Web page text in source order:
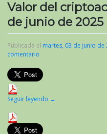
Valor del
de junio de 2025
Publicada el martes, 03 de junio de
comentario
del
criptoactivo
al
junio
Seguir leyendo →